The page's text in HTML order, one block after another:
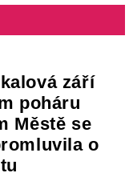
září
poháru
Městě se
o